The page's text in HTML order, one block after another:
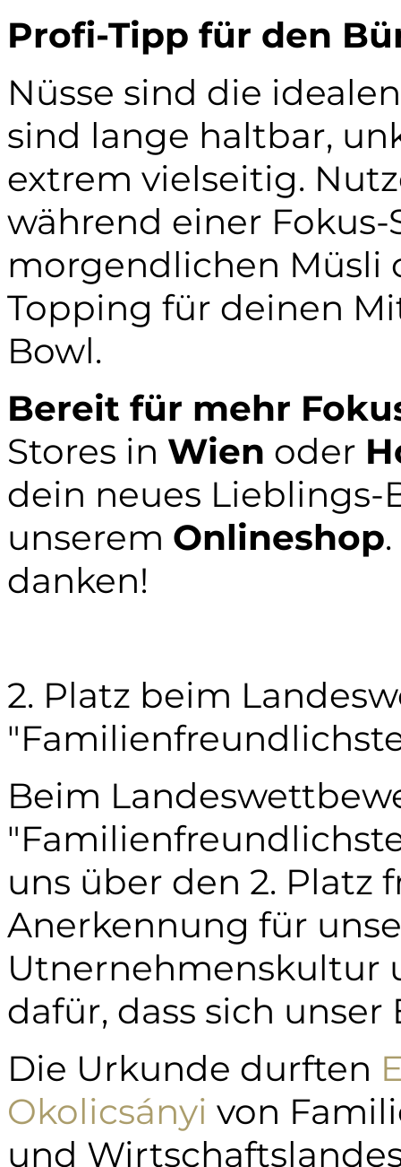
Profi-Tipp für den
Nüsse sind die
sind lange haltbar,
extrem vielseitig.
während einer Fokus-
morgendlichen Müsli
Topping für deinen
Bowl.
Bereit für mehr
Stores in Wien oder
dein neues
unserem Onlineshop
danken!
2. Platz beim
Beim
uns über den 2. Platz
Anerkennung für
Utnernehmenskultur
dafür, dass sich unser
Die Urkunde durften
Okolicsányi von
und